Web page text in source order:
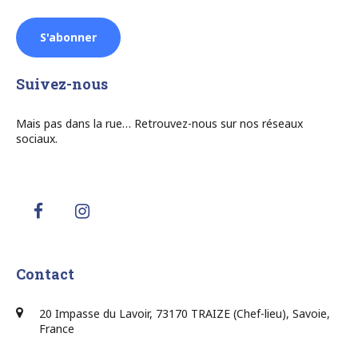
Suivez-nous
Mais pas dans la rue… Retrouvez-nous sur nos réseaux
sociaux.
Contact
20 Impasse du Lavoir, 73170 TRAIZE (Chef-lieu), Savoie,
France